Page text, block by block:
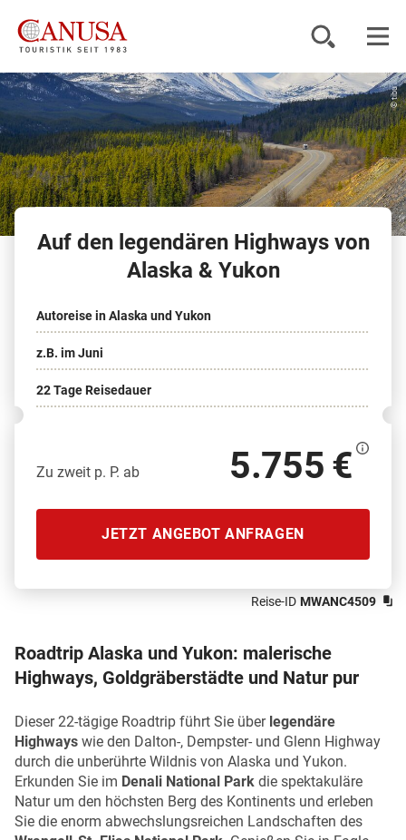
Reiseziele
Reisearten
Inspiration
Service
KUNDENPORTAL
© tibu
Auf den legendären Highways von
Alaska & Yukon
Autoreise in Alaska und Yukon
z.B. im Juni
22 Tage Reisedauer
Zu zweit p. P. ab 5.755 €
JETZT ANGEBOT ANFRAGEN
Reise-ID MWANC4509
Roadtrip Alaska und Yukon: malerische
Highways, Goldgräberstädte und Natur pur
Dieser 22-tägige Roadtrip führt Sie über legendäre
Highways wie den Dalton-, Dempster- und Glenn Highway
durch die unberührte Wildnis von Alaska und Yukon.
Erkunden Sie im Denali National Park die spektakuläre
Natur um den höchsten Berg des Kontinents und erleben
Sie die enorm abwechslungsreichen Landschaften des